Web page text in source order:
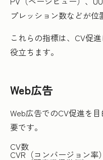
プレッション数などが位
これらの指標は、CV促
役立ちます。
Web広告
Web広告でのCV促進を
要です。
CV数
CVR（コンバージョン率）